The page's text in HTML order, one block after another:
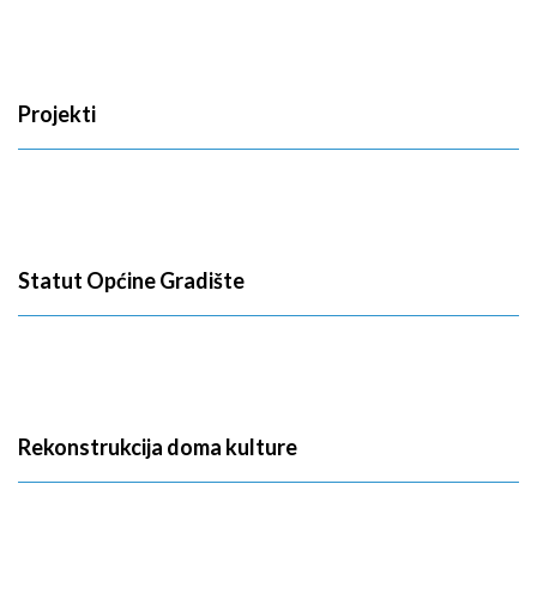
Projekti
Statut Općine Gradište
Rekonstrukcija doma kulture